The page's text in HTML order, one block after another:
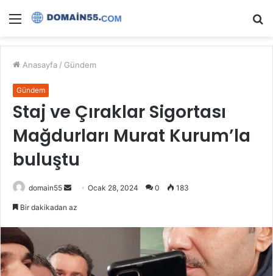
Menü
Anasayfa / Gündem
Gündem
Staj ve Çıraklar Sigortası
Mağdurları Murat Kurum’la
buluştu
domain55
Bir
Ocak 28, 2024 0 183
Bir dakikadan az